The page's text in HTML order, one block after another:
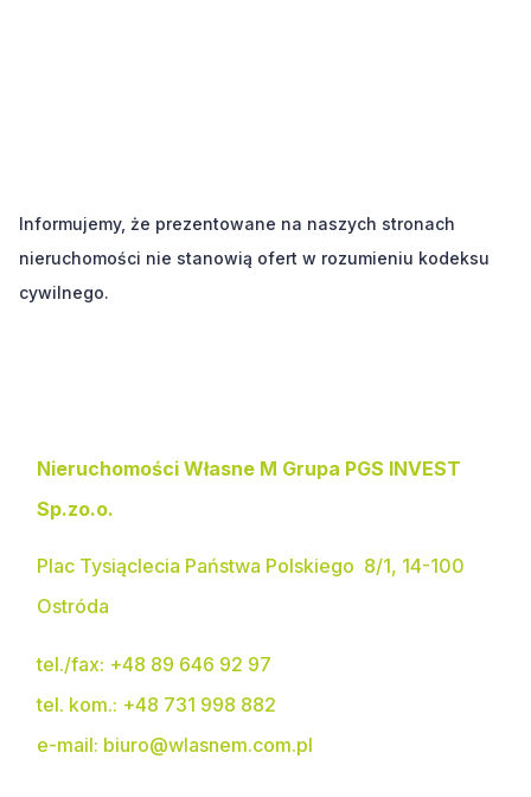
Informujemy, że prezentowane na naszych stronach
nieruchomości nie stanowią ofert w rozumieniu kodeksu
cywilnego.
Nieruchomości Własne M Grupa PGS INVEST
Sp.zo.o.
Plac Tysiąclecia Państwa Polskiego 8/1, 14-100
Ostróda
tel./fax: +48 89 646 92 97
tel. kom.: +48 731 998 882
e-mail: biuro@wlasnem.com.pl